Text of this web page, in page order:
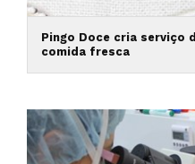
Pingo Doce cria serviço
comida fresca